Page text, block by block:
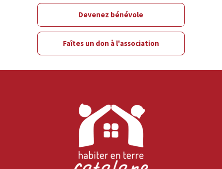
Devenez bénévole
Faîtes un don à l'association